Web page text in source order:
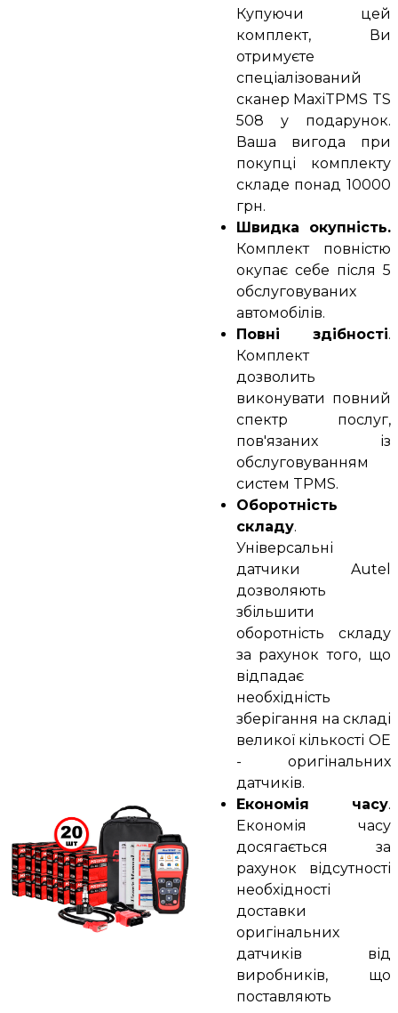
Купуючи цей
комплект, Ви
отримуєте
спеціалізований
сканер MaxiTPMS TS
508 у подарунок.
Ваша вигода при
покупці комплекту
складе понад 10000
грн.
Швидка окупність.
Комплект повністю
окупає себе після 5
обслуговуваних
автомобілів.
Повні здібності.
Комплект
дозволить
виконувати повний
спектр послуг,
пов'язаних із
обслуговуванням
систем TPMS.
Оборотність
складу.
Універсальні
датчики Autel
дозволяють
збільшити
оборотність складу
за рахунок того, що
відпадає
необхідність
зберігання на складі
великої кількості OE
- оригінальних
датчиків.
Економія часу.
Економія часу
досягається за
рахунок відсутності
необхідності
доставки
оригінальних
датчиків від
виробників, що
поставляють